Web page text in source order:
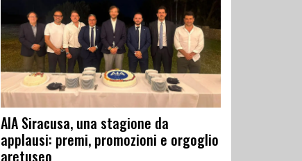
AIA Siracusa, una stagione da
applausi: premi, promozioni e orgoglio
aretuseo